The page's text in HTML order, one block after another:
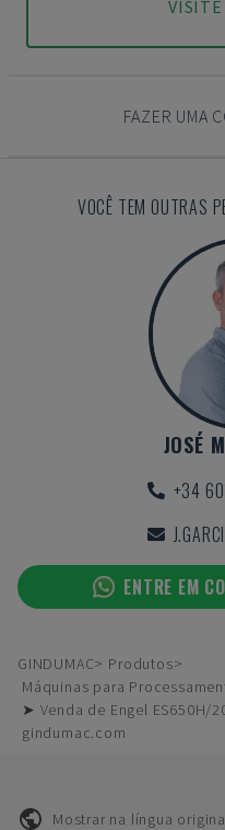
FAZER UMA
VOCÊ TEM OUTRAS
JOSÉ
+34
ENTRE EM
GINDUMAC
Produtos
Máquinas para
➤ Venda de Engel ES650H/
gindumac.com
Mostrar na língua